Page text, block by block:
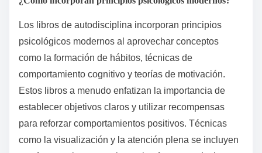
¿Cómo incorporan principios psicológicos modernos?